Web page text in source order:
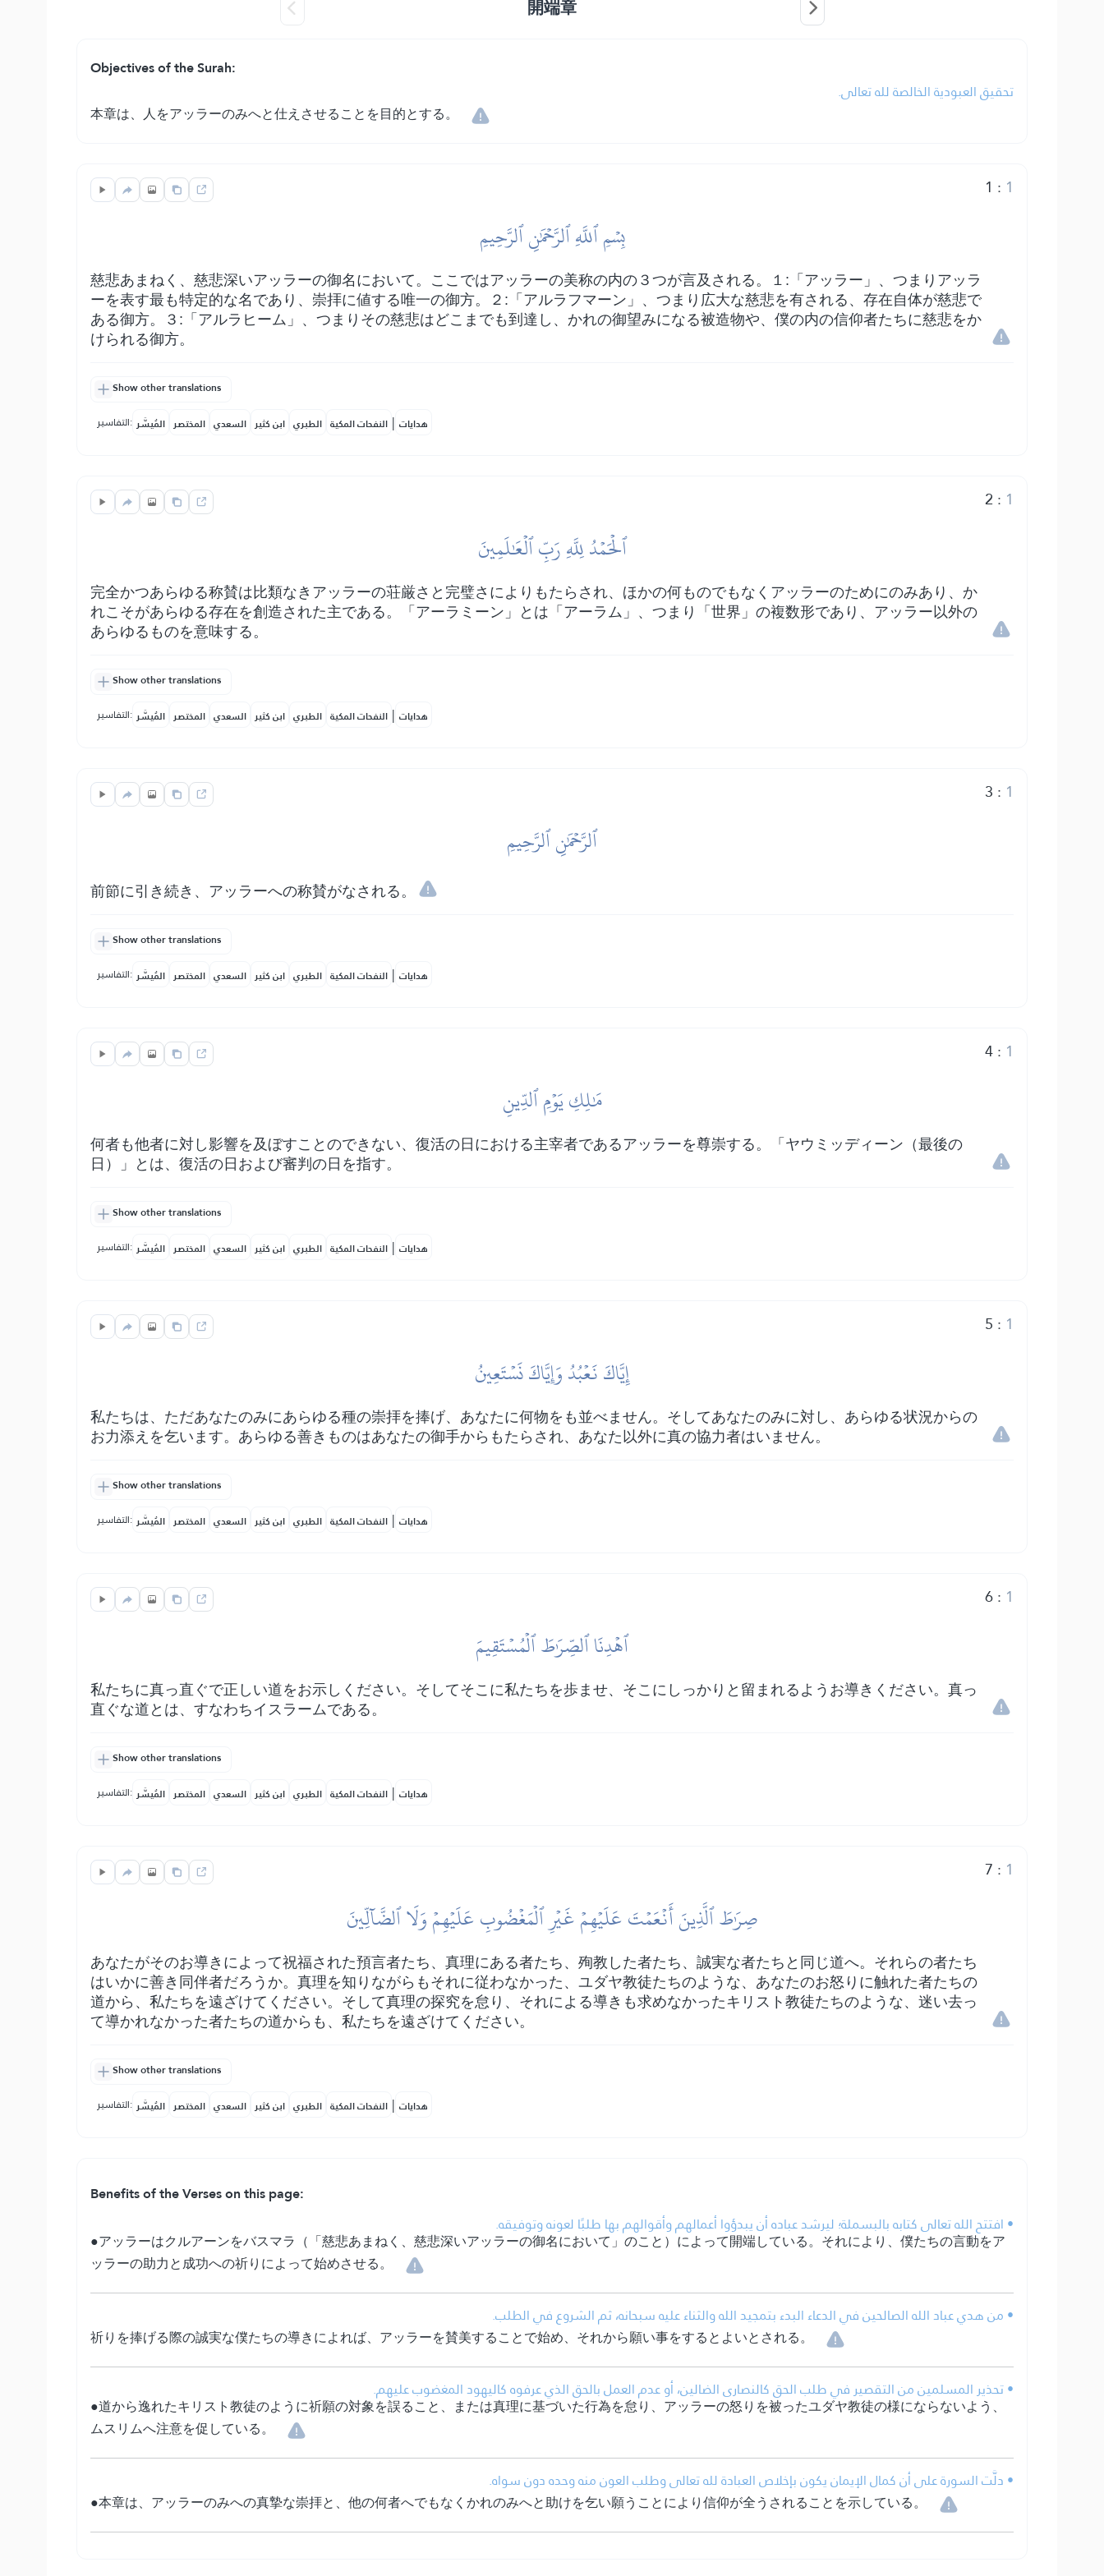
開端章
Objectives of the Surah:
تحقيق العبودية الخالصة لله تعالى.
本章は、人をアッラーのみへと仕えさせることを目的とする。
1 : 1
بِسۡمِ ٱللَّهِ ٱلرَّحۡمَٰنِ ٱلرَّحِيمِ
慈悲あまねく、慈悲深いアッラーの御名において。ここではアッラーの美称の内の３つが言及される。１:「アッラー」、つまりアッラ
ーを表す最も特定的な名であり、崇拝に値する唯一の御方。２:「アルラフマーン」、つまり広大な慈悲を有される、存在自体が慈悲で
ある御方。３:「アルラヒーム」、つまりその慈悲はどこまでも到達し、かれの御望みになる被造物や、僕の内の信仰者たちに慈悲をか
けられる御方。
Show other translations
التفاسير: المُيسَّر المختصر السعدي ابن كثير الطبري النفحات المكية | هدايات
2 : 1
ٱلۡحَمۡدُ لِلَّهِ رَبِّ ٱلۡعَٰلَمِينَ
完全かつあらゆる称賛は比類なきアッラーの荘厳さと完璧さによりもたらされ、ほかの何ものでもなくアッラーのためにのみあり、か
れこそがあらゆる存在を創造された主である。「アーラミーン」とは「アーラム」、つまり「世界」の複数形であり、アッラー以外の
あらゆるものを意味する。
Show other translations
التفاسير: المُيسَّر المختصر السعدي ابن كثير الطبري النفحات المكية | هدايات
3 : 1
ٱلرَّحۡمَٰنِ ٱلرَّحِيمِ
前節に引き続き、アッラーへの称賛がなされる。
Show other translations
التفاسير: المُيسَّر المختصر السعدي ابن كثير الطبري النفحات المكية | هدايات
4: 1
مَٰلِكِ يَوۡمِ ٱلدِّينِ
何者も他者に対し影響を及ぼすことのできない、復活の日における主宰者であるアッラーを尊崇する。「ヤウミッディーン（最後の
日）」とは、復活の日および審判の日を指す。
Show other translations
التفاسير: المُيسَّر المختصر السعدي ابن كثير الطبري النفحات المكية | هدايات
5 : 1
إِيَّاكَ نَعۡبُدُ وَإِيَّاكَ نَسۡتَعِينُ
私たちは、ただあなたのみにあらゆる種の崇拝を捧げ、あなたに何物をも並べません。そしてあなたのみに対し、あらゆる状況からの
お力添えを乞います。あらゆる善きものはあなたの御手からもたらされ、あなた以外に真の協力者はいません。
Show other translations
التفاسير: المُيسَّر المختصر السعدي ابن كثير الطبري النفحات المكية | هدايات
6: 1
ٱهۡدِنَا ٱلصِّرَٰطَ ٱلۡمُسۡتَقِيمَ
私たちに真っ直ぐで正しい道をお示しください。そしてそこに私たちを歩ませ、そこにしっかりと留まれるようお導きください。真っ
直ぐな道とは、すなわちイスラームである。
Show other translations
التفاسير: المُيسَّر المختصر السعدي ابن كثير الطبري النفحات المكية | هدايات
7 : 1
صِرَٰطَ ٱلَّذِينَ أَنۡعَمۡتَ عَلَيۡهِمۡ غَيۡرِ ٱلۡمَغۡضُوبِ عَلَيۡهِمۡ وَلَا ٱلضَّآلِّينَ
あなたがそのお導きによって祝福された預言者たち、真理にある者たち、殉教した者たち、誠実な者たちと同じ道へ。それらの者たち
はいかに善き同伴者だろうか。真理を知りながらもそれに従わなかった、ユダヤ教徒たちのような、あなたのお怒りに触れた者たちの
道から、私たちを遠ざけてください。そして真理の探究を怠り、それによる導きも求めなかったキリスト教徒たちのような、迷い去っ
て導かれなかった者たちの道からも、私たちを遠ざけてください。
Show other translations
التفاسير: المُيسَّر المختصر السعدي ابن كثير الطبري النفحات المكية | هدايات
Benefits of the Verses on this page:
• افتتح الله تعالى كتابه بالبسملة؛ ليرشد عباده أن يبدؤوا أعمالهم وأقوالهم بها طلبًا لعونه وتوفيقه.
●アッラーはクルアーンをバスマラ（「慈悲あまねく、慈悲深いアッラーの御名において」のこと）によって開端している。それにより、僕たちの言動をア
ッラーの助力と成功への祈りによって始めさせる。
• من هدي عباد الله الصالحين في الدعاء البدء بتمجيد الله والثناء عليه سبحانه، ثم الشروع في الطلب.
祈りを捧げる際の誠実な僕たちの導きによれば、アッラーを賛美することで始め、それから願い事をするとよいとされる。
• تحذير المسلمين من التقصير في طلب الحق كالنصارى الضالين، أو عدم العمل بالحق الذي عرفوه كاليهود المغضوب عليهم.
●道から逸れたキリスト教徒のように祈願の対象を誤ること、または真理に基づいた行為を怠り、アッラーの怒りを被ったユダヤ教徒の様にならないよう、
ムスリムへ注意を促している。
• دلَّت السورة على أن كمال الإيمان يكون بإخلاص العبادة لله تعالى وطلب العون منه وحده دون سواه.
●本章は、アッラーのみへの真摯な崇拝と、他の何者へでもなくかれのみへと助けを乞い願うことにより信仰が全うされることを示している。